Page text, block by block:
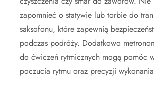
zapomnieć o statywie lub torbie do
saksofonu, które zapewnią
podczas podróży. Dodatkowo
do ćwiczeń rytmicznych mogą pomóc
poczucia rytmu oraz precyzji